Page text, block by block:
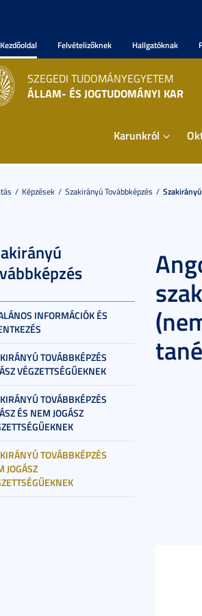
Felvételizőknek Hallgatóknak
SZEGEDI TUDOMÁNYEGYETEM
ÁLLAM- ÉS JOGTUDOMÁNYI KAR
Karunkról
Képzések Szakirányú Továbbképzés
INFORMÁCIÓK ÉS
TOVÁBBKÉPZÉS
VÉGZETTSÉGŰEKNEK
TOVÁBBKÉPZÉS
ÉS NEM JOGÁSZ
TOVÁBBKÉPZÉS
JOGÁSZ